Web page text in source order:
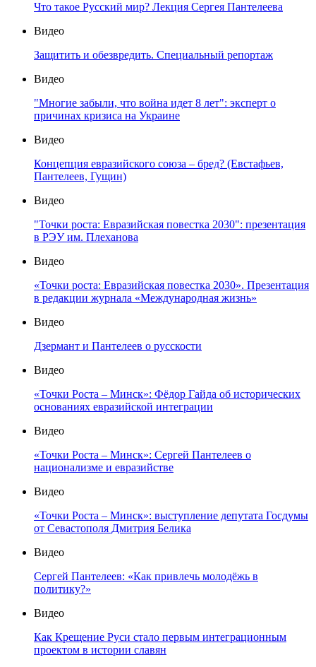
Что такое Русский мир? Лекция Сергея Пантелеева
Видео
Защитить и обезвредить. Специальный репортаж
Видео
"Многие забыли, что война идет 8 лет": эксперт о
причинах кризиса на Украине
Видео
Концепция евразийского союза – бред? (Евстафьев,
Пантелеев, Гущин)
Видео
"Точки роста: Евразийская повестка 2030": презентация
в РЭУ им. Плеханова
Видео
«Точки роста: Евразийская повестка 2030». Презентация
в редакции журнала «Международная жизнь»
Видео
Дзермант и Пантелеев о русскости
Видео
«Точки Роста – Минск»: Фёдор Гайда об исторических
основаниях евразийской интеграции
Видео
«Точки Роста – Минск»: Сергей Пантелеев о
национализме и евразийстве
Видео
«Точки Роста – Минск»: выступление депутата Госдумы
от Севастополя Дмитрия Белика
Видео
Сергей Пантелеев: «Как привлечь молодёжь в
политику?»
Видео
Как Крещение Руси стало первым интеграционным
проектом в истории славян